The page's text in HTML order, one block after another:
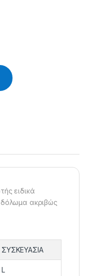
quantity
ειδικά
ακριβώς
ΣΥΣΚΕΥΑΣΙΑ
L